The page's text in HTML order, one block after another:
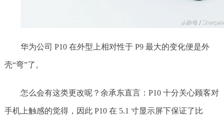
华为公司 P10 在外型上相对性于 P9 最大的变化便是外
壳“弯”了。
怎么会有这类更改呢？余承东直言：P10 十分关心顾客对
手机上触感的觉得，因此 P10 在 5.1 寸显示屏下保证了比